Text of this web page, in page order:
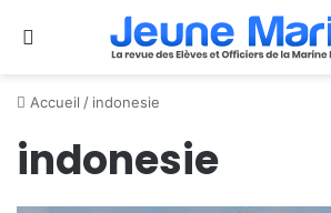
Se connecter
Accueil / indonesie
indonesie